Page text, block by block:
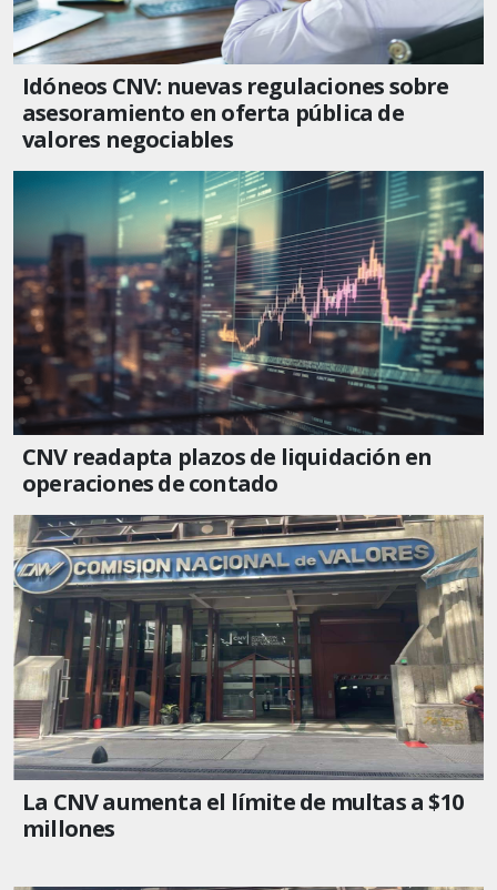
Idóneos CNV: nuevas regulaciones sobre
asesoramiento en oferta pública de
valores negociables
CNV readapta plazos de liquidación en
operaciones de contado
La CNV aumenta el límite de multas a $10
millones